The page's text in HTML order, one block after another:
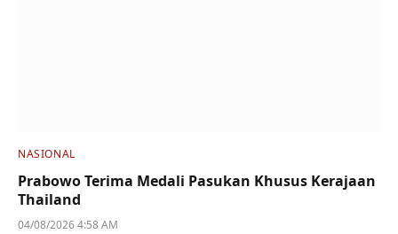
NASIONAL
Prabowo Terima Medali Pasukan Khusus Kerajaan
Thailand
04/08/2026 4:58 AM